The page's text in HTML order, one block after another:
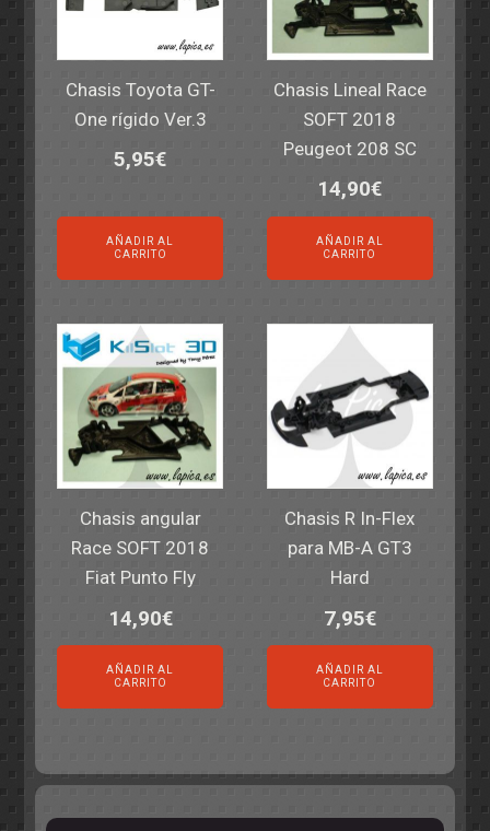
Chasis Toyota GT-
One rígido Ver.3
5,95€
AÑADIR AL
CARRITO
Chasis Lineal Race
SOFT 2018
Peugeot 208 SC
14,90€
AÑADIR AL
CARRITO
Chasis angular
Race SOFT 2018
Fiat Punto Fly
14,90€
AÑADIR AL
CARRITO
Chasis R In-Flex
para MB-A GT3
Hard
7,95€
AÑADIR AL
CARRITO